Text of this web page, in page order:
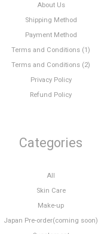
About Us
Shipping Method
Payment Method
Terms and Conditions (1)
Terms and Conditions (2)
Privacy Policy
Refund Policy
Categories
All
Skin Care
Make-up
Japan Pre-order(coming soon)